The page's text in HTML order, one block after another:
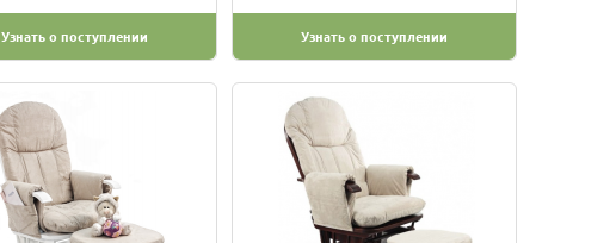
Узнать о поступлении Узнать о поступлении